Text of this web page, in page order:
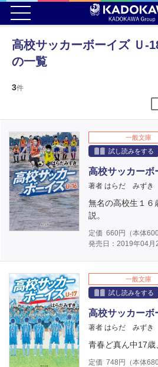
高校サッカーボーイズ Ｕ-
の一覧
3件
一般文庫
試し読みをする
高校サッカーボ
著者 はらだ みずき
無名の高校生１６
説。
定価 660円（本体
発売日：2019年04月
一般文庫
試し読みをする
高校サッカーボ
著者 はらだ みずき
青春ど真ん中17歳
定価 748 円（本体